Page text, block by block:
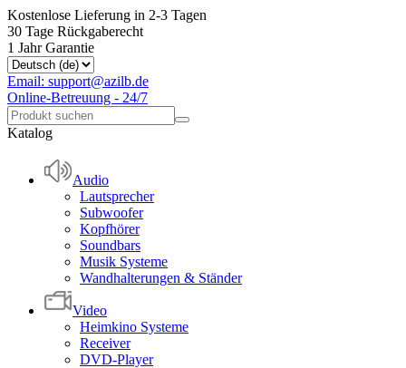
Kostenlose Lieferung in 2-3 Tagen
30 Tage Rückgaberecht
1 Jahr Garantie
Email: support@azilb.de
Online-Betreuung - 24/7
Katalog
Audio
Lautsprecher
Subwoofer
Kopfhörer
Soundbars
Musik Systeme
Wandhalterungen & Ständer
Video
Heimkino Systeme
Receiver
DVD-Player